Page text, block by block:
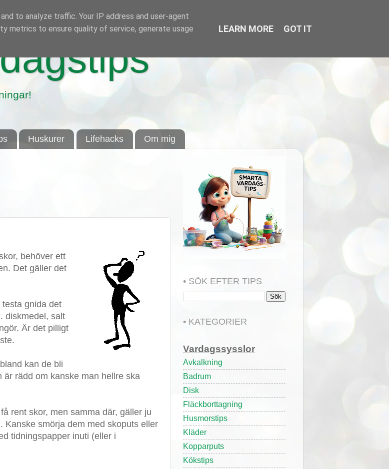
Huskurer Lifehacks Om mig
behöver ett
Det gäller det
gnida det
diskmedel, salt
Är det pilligt
kan de bli
rädd om kanske man hellre ska
rent skor, men samma där, gäller ju
Kanske smörja dem med skoputs eller
tidningspapper inuti (eller i
• SÖK EFTER TIPS
• KATEGORIER
Vardagssysslor
Avkalkning
Badrum
Disk
Fläckborttagning
Husmorstips
Kläder
Kopparputs
Kökstips
to analyze traffic. Your IP address and user-agent
metrics to ensure quality of service, generate usage
LEARN MORE GOT IT